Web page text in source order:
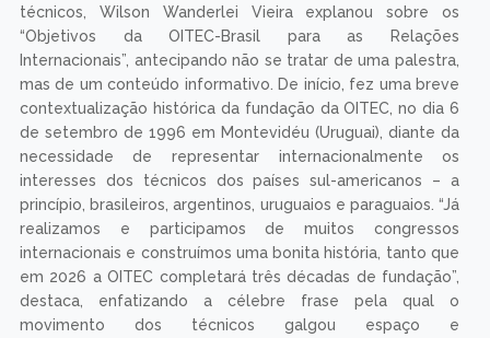
técnicos, Wilson Wanderlei Vieira explanou sobre os
“Objetivos da OITEC-Brasil para as Relações
Internacionais”, antecipando não se tratar de uma palestra,
mas de um conteúdo informativo. De início, fez uma breve
contextualização histórica da fundação da OITEC, no dia 6
de setembro de 1996 em Montevidéu (Uruguai), diante da
necessidade de representar internacionalmente os
interesses dos técnicos dos países sul-americanos – a
princípio, brasileiros, argentinos, uruguaios e paraguaios. “Já
realizamos e participamos de muitos congressos
internacionais e construímos uma bonita história, tanto que
em 2026 a OITEC completará três décadas de fundação”,
destaca, enfatizando a célebre frase pela qual o
movimento dos técnicos galgou espaço e